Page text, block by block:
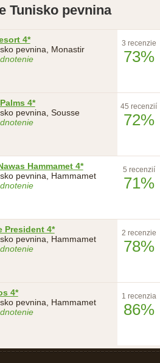
Tunisko pevnina
4*
pevnina, Monastir
3 recenzie
73%
4*
pevnina, Sousse
45 recenzií
72%
Hammamet 4*
pevnina, Hammamet
5 recenzií
71%
President 4*
pevnina, Hammamet
2 recenzie
78%
4*
pevnina, Hammamet
1 recenzia
86%